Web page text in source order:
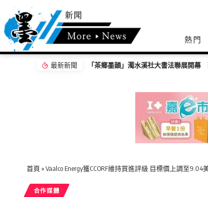
熱門
最新新聞 「茶鄉墨韻」濁水溪社大書法聯展開幕
首頁 »Vaalco Energy獲CCORF維持買進評級 目標價上調至9.04
合作媒體